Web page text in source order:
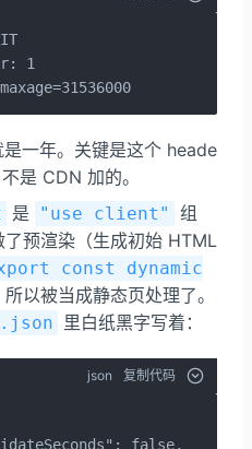
1
一年。关键是这个 heade
是 CDN 加的。
是 "use client"
组
预渲染（生成初始 HTML
const dynamic
所以被当成静态页处理了。
里白纸黑字写着：
json 复制代码
false,